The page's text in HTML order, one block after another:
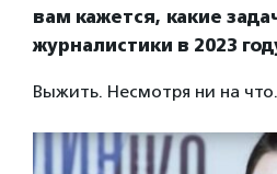
вам кажется, какие
журналистики в 2023
Выжить. Несмотря ни на что.